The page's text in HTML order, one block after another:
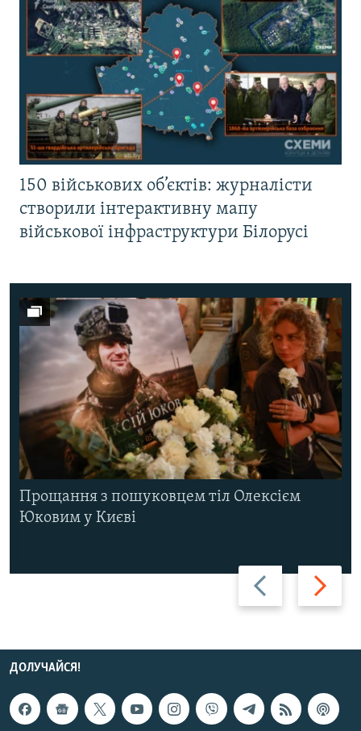
150 військових об’єктів: журналісти
створили інтерактивну мапу
військової інфраструктури Білорусі
Назад Вперед
Прощання з пошуковцем тіл Олексієм
Юковим у Києві
ДОЛУЧАЙСЯ!